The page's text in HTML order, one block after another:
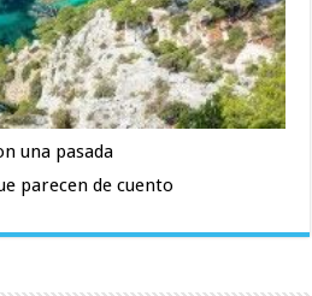
una pasada
parecen de cuento